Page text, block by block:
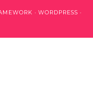
· WORDPRESS ·